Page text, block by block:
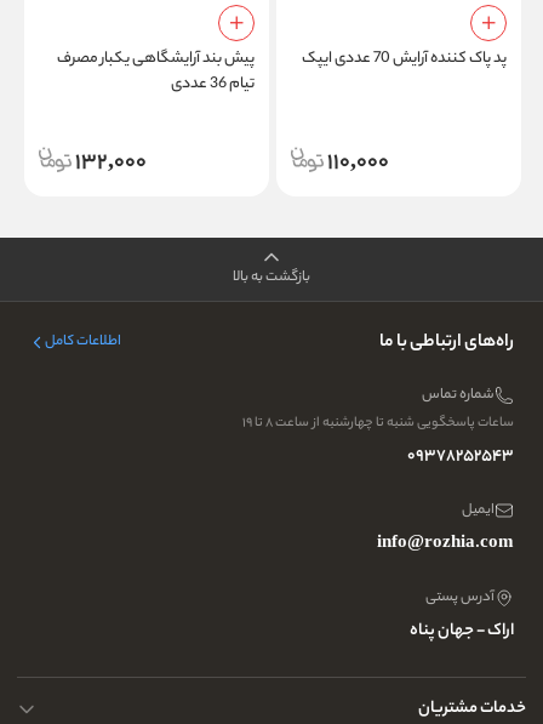
پد پاک کننده آرایش 70 عددی ایپک
110,000
پیش بند آرایشگاهی یکبار مصرف
تیام 36 عددی
132,000
بازگشت به بالا
راه‌های ارتباطی با ما اطلاعات کامل
شماره تماس
ساعات پاسخگویی شنبه تا چهارشنبه از ساعت ۸ تا ۱۹
09378252543
ایمیل
info@rozhia.com
آدرس پستی
اراک - جهان پناه
خدمات مشتریان